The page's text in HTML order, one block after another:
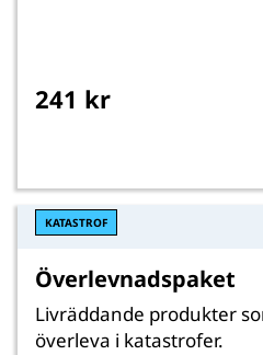
241 kr
KATASTROF
Överlevnadspaket
Livräddande produkter
överleva i katastrofer.